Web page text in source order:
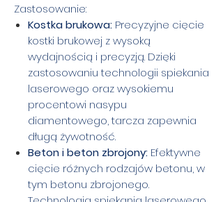
Zastosowanie:
Kostka brukowa: Precyzyjne cięcie
kostki brukowej z wysoką
wydajnością i precyzją. Dzięki
zastosowaniu technologii spiekania
laserowego oraz wysokiemu
procentowi nasypu
diamentowego, tarcza zapewnia
długą żywotność.
Beton i beton zbrojony: Efektywne
cięcie różnych rodzajów betonu, w
tym betonu zbrojonego.